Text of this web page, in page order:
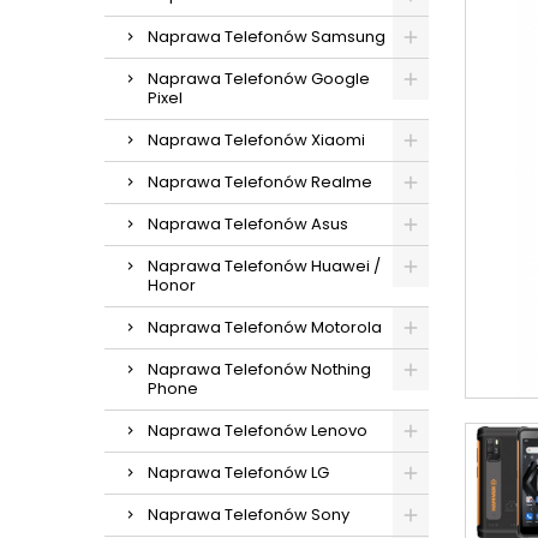
Naprawa Telefonów Samsung
Naprawa Telefonów Google
Pixel
Naprawa Telefonów Xiaomi
Naprawa Telefonów Realme
Naprawa Telefonów Asus
Naprawa Telefonów Huawei /
Honor
Naprawa Telefonów Motorola
Naprawa Telefonów Nothing
Phone
Naprawa Telefonów Lenovo
Naprawa Telefonów LG
Naprawa Telefonów Sony